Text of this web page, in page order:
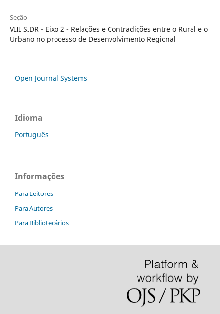
Seção
VIII SIDR - Eixo 2 - Relações e Contradições entre o Rural e o
Urbano no processo de Desenvolvimento Regional
Open Journal Systems
Idioma
Português
Informações
Para Leitores
Para Autores
Para Bibliotecários